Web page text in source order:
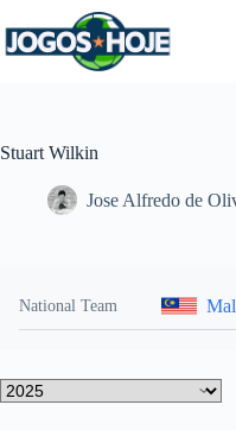
para
o
Stuart Wilkin
Jose Alfredo de
National Team